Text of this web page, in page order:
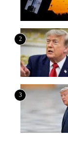
2
3